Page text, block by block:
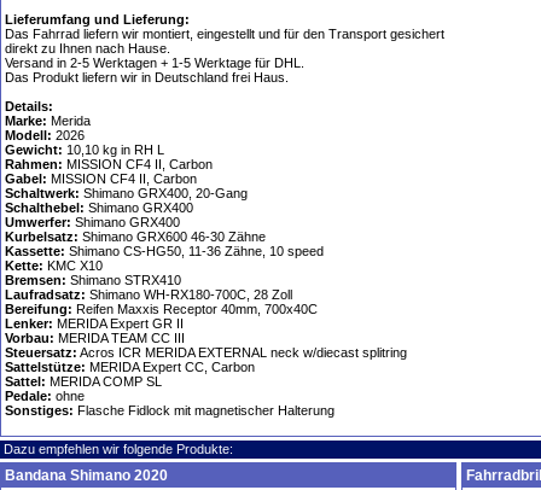
Lieferumfang und Lieferung:
Das Fahrrad liefern wir montiert, eingestellt und für den Transport gesichert
direkt zu Ihnen nach Hause.
Versand in 2-5 Werktagen + 1-5 Werktage für DHL.
Das Produkt liefern wir in Deutschland frei Haus.
Details:
Marke: Merida
Modell: 2026
Gewicht: 10,10 kg in RH L
Rahmen: MISSION CF4 II, Carbon
Gabel: MISSION CF4 II, Carbon
Schaltwerk: Shimano GRX400, 20-Gang
Schalthebel: Shimano GRX400
Umwerfer: Shimano GRX400
Kurbelsatz: Shimano GRX600 46-30 Zähne
Kassette: Shimano CS-HG50, 11-36 Zähne, 10 speed
Kette: KMC X10
Bremsen: Shimano STRX410
Laufradsatz: Shimano WH-RX180-700C, 28 Zoll
Bereifung: Reifen Maxxis Receptor 40mm, 700x40C
Lenker: MERIDA Expert GR II
Vorbau: MERIDA TEAM CC III
Steuersatz: Acros ICR MERIDA EXTERNAL neck w/diecast splitring
Sattelstütze: MERIDA Expert CC, Carbon
Sattel: MERIDA COMP SL
Pedale: ohne
Sonstiges: Flasche Fidlock mit magnetischer Halterung
Dazu empfehlen wir folgende Produkte:
Bandana Shimano 2020